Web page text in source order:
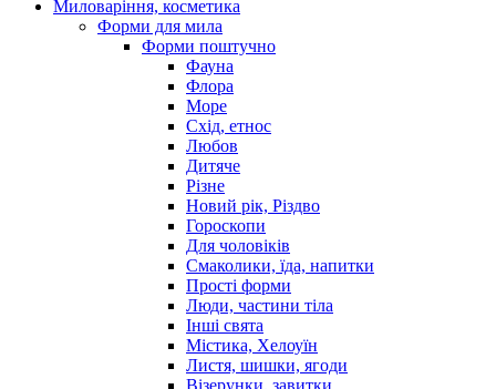
Миловаріння, косметика
Форми для мила
Форми поштучно
Фауна
Флора
Море
Схід, етнос
Любов
Дитяче
Різне
Новий рік, Різдво
Гороскопи
Для чоловіків
Смаколики, їда, напитки
Прості форми
Люди, частини тіла
Інші свята
Містика, Хелоуїн
Листя, шишки, ягоди
Візерунки, завитки